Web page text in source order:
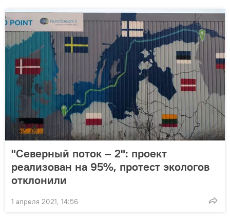
"Северный поток – 2": проект
реализован на 95%, протест экологов
отклонили
1 апреля 2021, 14:56